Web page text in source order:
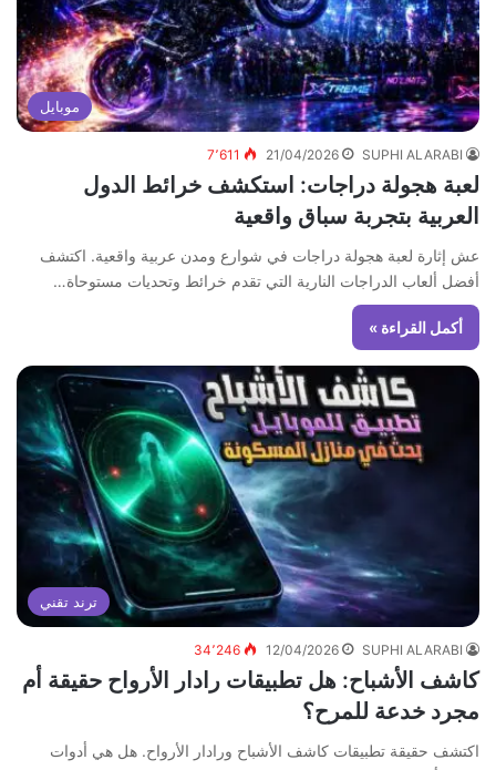
موبايل
SUPHI ALARABI
21/04/2026 7٬611
لعبة هجولة دراجات: استكشف خرائط الدول
العربية بتجربة سباق واقعية
عش إثارة لعبة هجولة دراجات في شوارع ومدن عربية واقعية. اكتشف
أفضل ألعاب الدراجات النارية التي تقدم خرائط وتحديات مستوحاة…
أكمل القراءة »
ترند تقني
SUPHI ALARABI
12/04/2026 34٬246
كاشف الأشباح: هل تطبيقات رادار الأرواح حقيقة أم
مجرد خدعة للمرح؟
اكتشف حقيقة تطبيقات كاشف الأشباح ورادار الأرواح. هل هي أدوات